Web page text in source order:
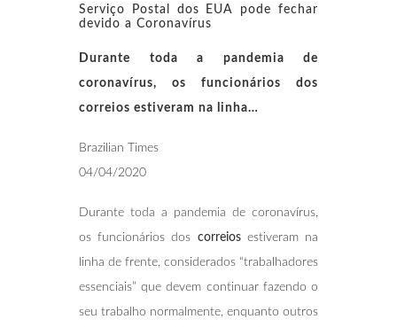
Serviço Postal dos EUA pode fechar
devido a Coronavírus
Durante toda a pandemia de
coronavírus, os funcionários dos
correios estiveram na linha…
Brazilian Times
04/04/2020
Durante toda a pandemia de coronavírus,
os funcionários dos correios estiveram na
linha de frente, considerados “trabalhadores
essenciais” que devem continuar fazendo o
seu trabalho normalmente, enquanto outros